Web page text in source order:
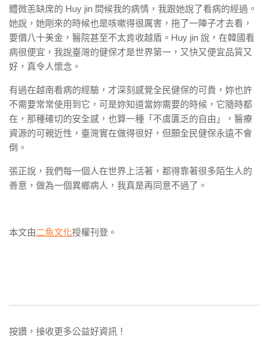
體微恙缺席的 Huy jin 問候我的病情，我跟她說了看病的經過。
她說，她剛來的時候也是咳嗽得很厲害，拖了一陣子才去看，
要價八十美金，醫院甚至不太肯收越盾。Huy jin 說，在韓國看
病很便宜，我說臺灣的健保才是世界第一，又快又便宜品質又
好，真令人懷念。
有過在越南看病的經驗，才深刻感覺全民健保的可貴，妳也許
不需要常常使用到它，可是妳知道當妳需要的時候，它隨時都
在，那種確切的安全感，也算一種「不虞匱乏的自由」，醫療
資源的可親近性，臺灣實在做得很好，但願全民健保永遠不會
倒。
張正說，我們每一個人在世界上活著，都得靠著很多陌生人的
善意，做為一個異鄉病人，我真是再同意不過了。
本文由二魚文化授權刊登。
按讚，接收更多公益好資訊！